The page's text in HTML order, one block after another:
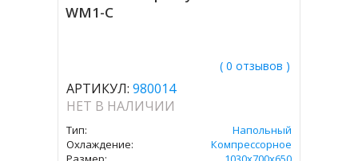
WM1-C
( 0 отзывов )
АРТИКУЛ: 980014
НЕТ В НАЛИЧИИ
Тип:
Напольный
Охлаждение:
Компрессорное